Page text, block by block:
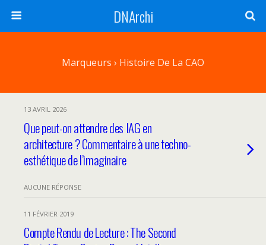
DNArchi
Marqueurs › Histoire De La CAO
13 AVRIL 2026
Que peut-on attendre des IAG en
architecture ? Commentaire à une techno-
esthétique de l’imaginaire
AUCUNE RÉPONSE
11 FÉVRIER 2019
Compte Rendu de Lecture : The Second